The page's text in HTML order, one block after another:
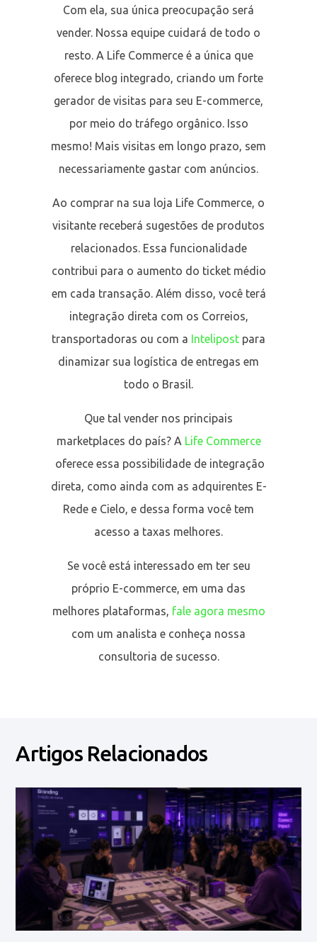
Com ela, sua única preocupação será
vender. Nossa equipe cuidará de todo o
resto. A Life Commerce é a única que
oferece blog integrado, criando um forte
gerador de visitas para seu E-commerce,
por meio do tráfego orgânico. Isso
mesmo! Mais visitas em longo prazo, sem
necessariamente gastar com anúncios.
Ao comprar na sua loja Life Commerce, o
visitante receberá sugestões de produtos
relacionados. Essa funcionalidade
contribui para o aumento do ticket médio
em cada transação. Além disso, você terá
integração direta com os Correios,
transportadoras ou com a Intelipost para
dinamizar sua logística de entregas em
todo o Brasil.
Que tal vender nos principais
marketplaces do país? A Life Commerce
oferece essa possibilidade de integração
direta, como ainda com as adquirentes E-
Rede e Cielo, e dessa forma você tem
acesso a taxas melhores.
Se você está interessado em ter seu
próprio E-commerce, em uma das
melhores plataformas, fale agora mesmo
com um analista e conheça nossa
consultoria de sucesso.
Artigos Relacionados